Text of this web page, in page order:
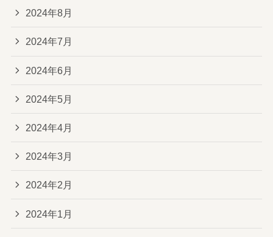
2024年8月
2024年7月
2024年6月
2024年5月
2024年4月
2024年3月
2024年2月
2024年1月